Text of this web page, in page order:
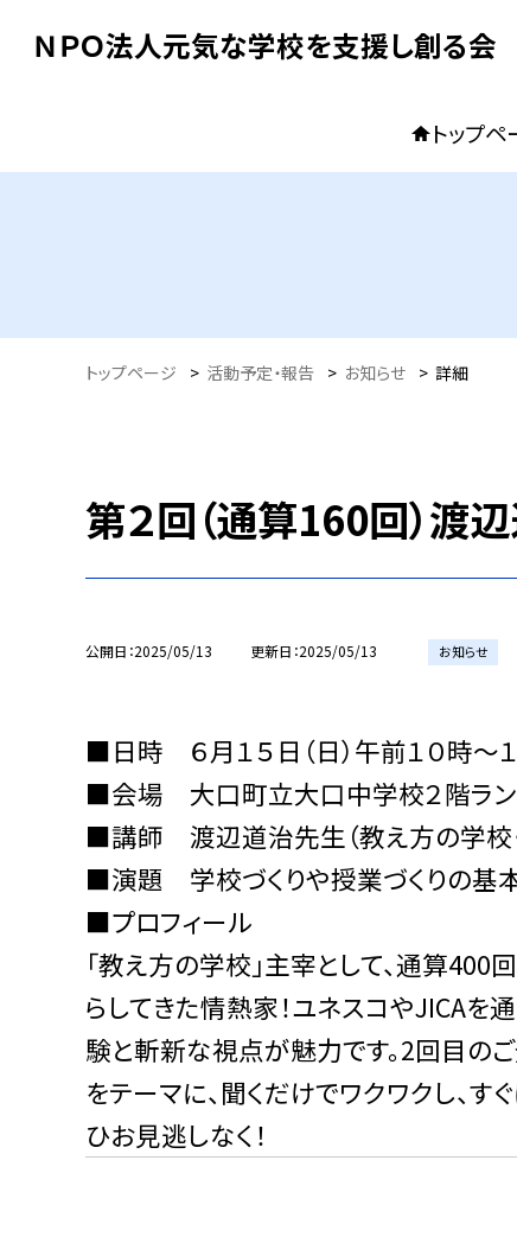
ＮＰＯ法人元気な学校を支援し創る会
トップペ
トップページ > 活動予定・報告 > お知らせ > 詳細
第２回（通算160回）渡
公開日 2025/05/13 更新日 2025/05/13 お知らせ
■日時 ６月１５日（日）午前１０時〜
■会場 大口町立大口中学校２階ラン
■講師 渡辺道治先生（教え方の学校
■演題 学校づくりや授業づくりの基
■プロフィール
「教え方の学校」主宰として、通算
らしてきた情熱家！ユネスコやJICA
験と斬新な視点が魅力です。2回目のご
をテーマに、聞くだけでワクワクし、す
ひお見逃しなく！